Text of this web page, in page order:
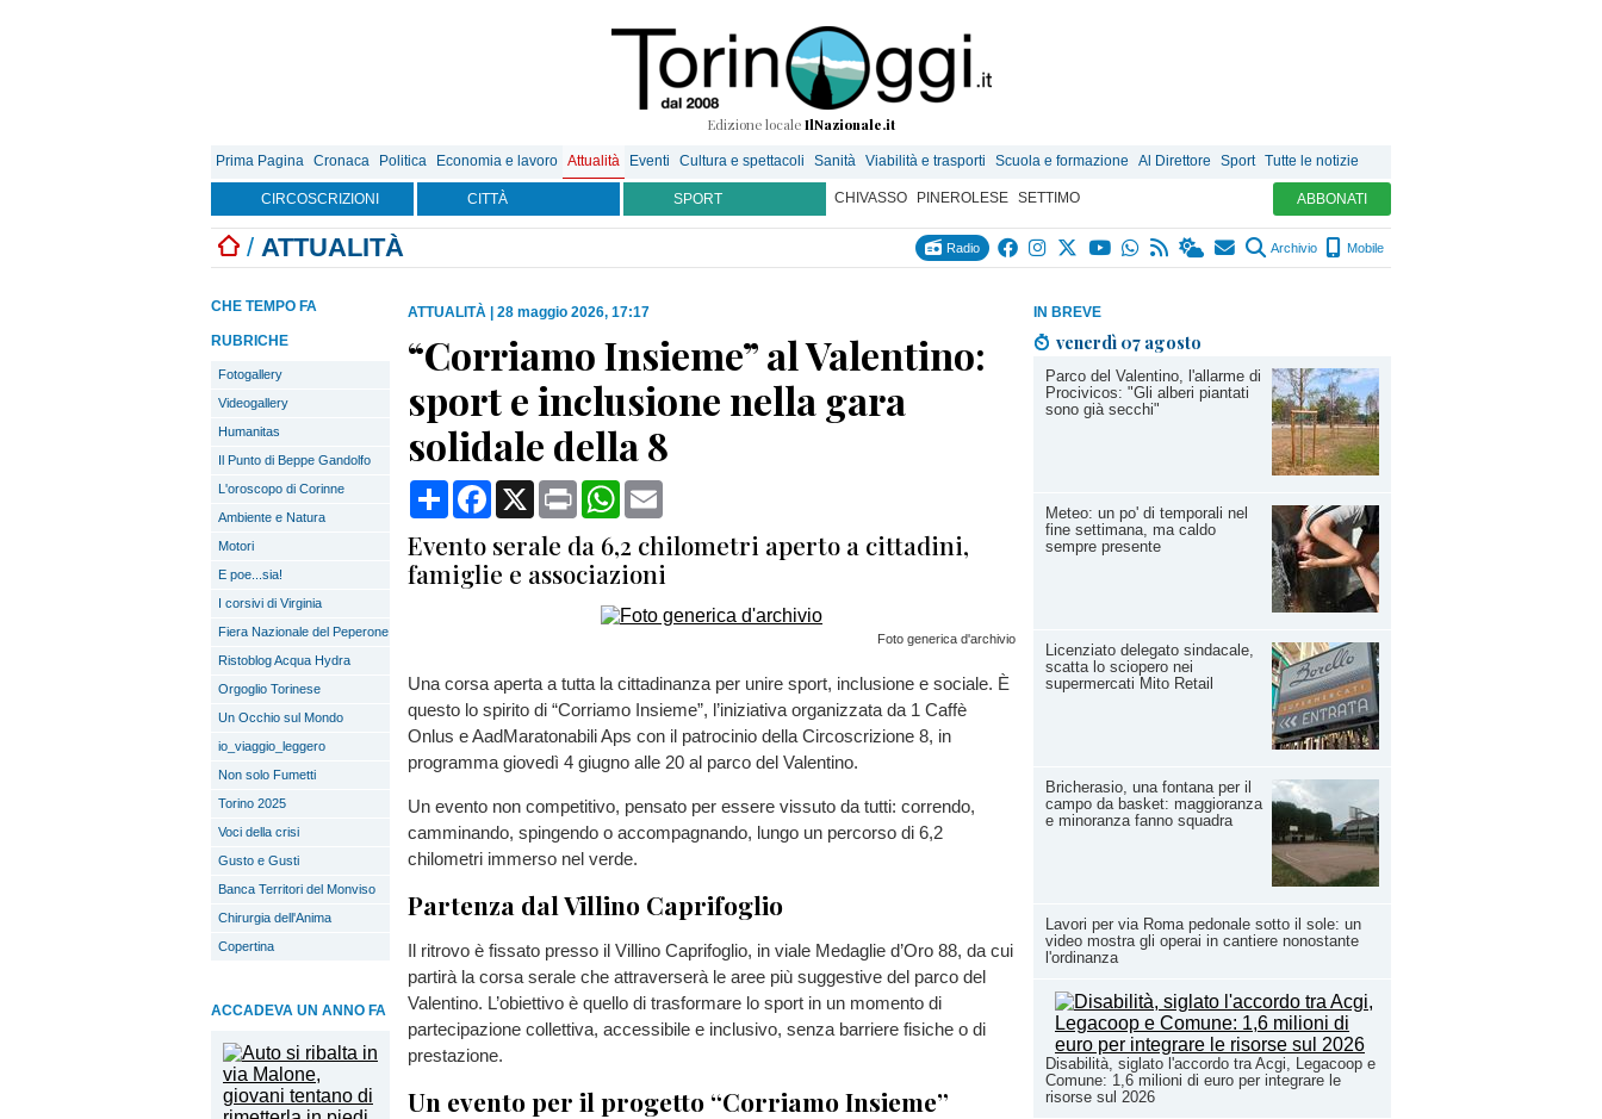
Edizione locale IlNazionale.it
Prima Pagina Cronaca Politica Economia e lavoro Attualità Eventi Cultura e spettacoli Sanità Viabilità e trasporti Scuola e formazione Al Direttore Sport Tutte le notizie
CIRCOSCRIZIONI CITTÀ SPORT CHIVASSO PINEROLESE SETTIMO ABBONATI
/ ATTUALITÀ Radio Archivio Mobile
IN BREVE
venerdì 07 agosto
Parco del Valentino, l'allarme di
Procivicos: "Gli alberi piantati
sono già secchi"
Meteo: un po' di temporali nel
fine settimana, ma caldo
sempre presente
Licenziato delegato sindacale,
scatta lo sciopero nei
supermercati Mito Retail
Bricherasio, una fontana per il
campo da basket: maggioranza
e minoranza fanno squadra
Lavori per via Roma pedonale sotto il sole: un
video mostra gli operai in cantiere nonostante
l'ordinanza
Disabilità, siglato l'accordo tra Acgi, Legacoop e
Comune: 1,6 milioni di euro per integrare le
risorse sul 2026
CHE TEMPO FA
RUBRICHE
Fotogallery
Videogallery
Humanitas
Il Punto di Beppe Gandolfo
L'oroscopo di Corinne
Ambiente e Natura
Motori
E poe...sia!
I corsivi di Virginia
Fiera Nazionale del Peperone
Ristoblog Acqua Hydra
Orgoglio Torinese
Un Occhio sul Mondo
io_viaggio_leggero
Non solo Fumetti
Torino 2025
Voci della crisi
Gusto e Gusti
Banca Territori del Monviso
Chirurgia dell'Anima
Copertina
ACCADEVA UN ANNO FA
ATTUALITÀ 28 maggio 2026, 17:17
“Corriamo Insieme” al Valentino:
sport e inclusione nella gara
solidale della 8
CondividiFacebook
X Print WhatsApp
Evento serale da 6,2 chilometri aperto a cittadini,
famiglie e associazioni
Foto generica d'archivio
Una corsa aperta a tutta la cittadinanza per unire sport, inclusione e sociale. È
questo lo spirito di “Corriamo Insieme”, l’iniziativa organizzata da 1 Caffè
Onlus e AadMaratonabili Aps con il patrocinio della Circoscrizione 8, in
programma giovedì 4 giugno alle 20 al parco del Valentino.
Un evento non competitivo, pensato per essere vissuto da tutti: correndo,
camminando, spingendo o accompagnando, lungo un percorso di 6,2
chilometri immerso nel verde.
Partenza dal Villino Caprifoglio
Il ritrovo è fissato presso il Villino Caprifoglio, in viale Medaglie d’Oro 88, da cui
partirà la corsa serale che attraverserà le aree più suggestive del parco del
Valentino. L’obiettivo è quello di trasformare lo sport in un momento di
partecipazione collettiva, accessibile e inclusivo, senza barriere fisiche o di
prestazione.
Un evento per il progetto “Corriamo Insieme”